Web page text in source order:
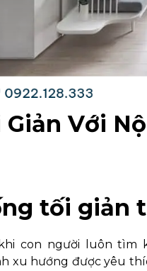
Giản Với
tối giản
con người luôn tìm
xu hướng được yêu